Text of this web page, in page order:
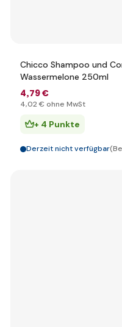
Chicco Shampoo und
Wassermelone 250ml
4,79 €
4,02 € ohne MwSt
+ 4 Punkte
Derzeit nicht verfügbar